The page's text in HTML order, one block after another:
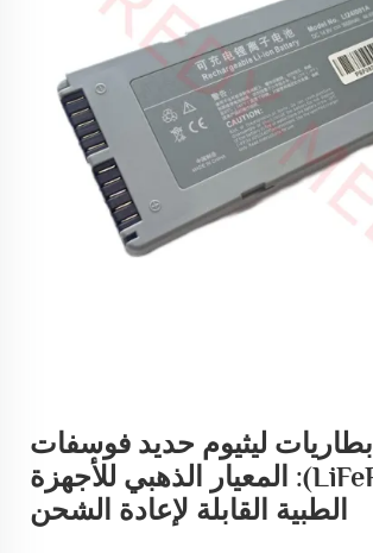
بطاريات ليثيوم حديد فوسفات
(LiFePO4): المعيار الذهبي للأجهزة
الطبية القابلة لإعادة الشحن